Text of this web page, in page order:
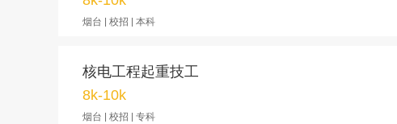
烟台 | 校招 | 本科
核电工程起重技工
8k-10k
烟台 | 校招 | 专科